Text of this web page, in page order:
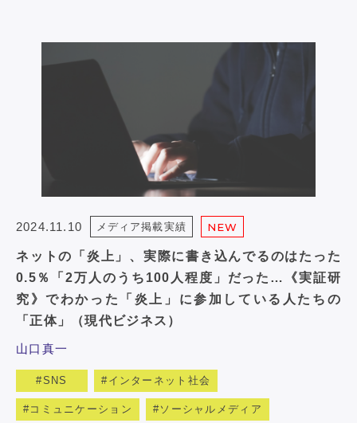
2024.11.10 メディア掲載実績 NEW
ネットの「炎上」、実際に書き込んでるのはたった
0.5％「2万人のうち100人程度」だった…《実証研
究》でわかった「炎上」に参加している人たちの
「正体」（現代ビジネス）
山口真一
SNS インターネット社会
コミュニケーション ソーシャルメディア